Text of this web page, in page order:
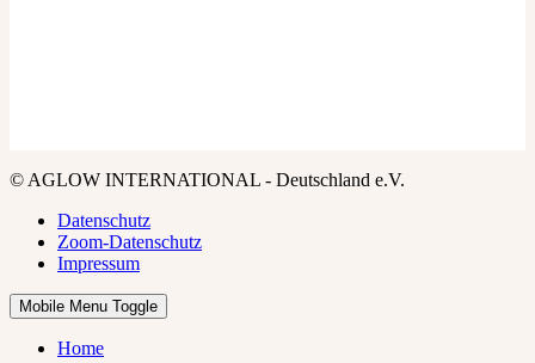
© AGLOW INTERNATIONAL - Deutschland e.V.
Datenschutz
Zoom-Datenschutz
Impressum
Mobile Menu Toggle
Home